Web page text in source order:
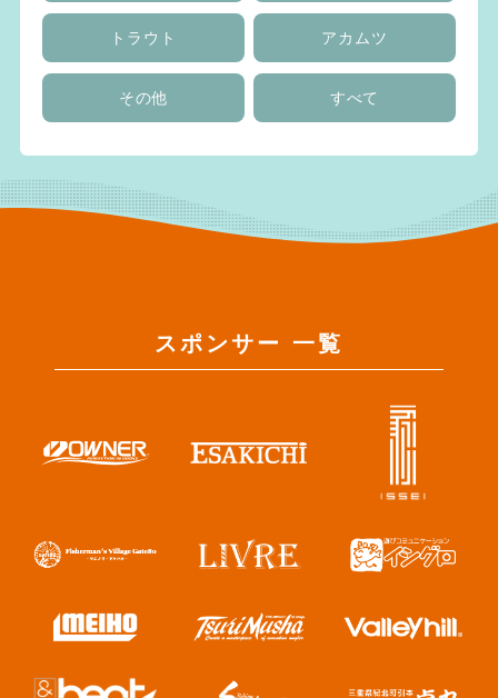
トラウト アカムツ
その他 すべて
スポンサー 一覧